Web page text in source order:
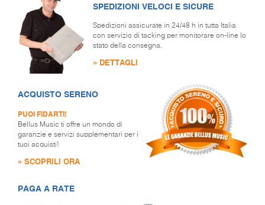
SPEDIZIONI VELOCI E SICURE
Spedizioni assicurate in 24/48 h in tutta Italia
con servizio di tacking per monitorare on-line lo
stato della consegna.
» DETTAGLI
ACQUISTO SERENO
PUOI FIDARTI!
Bellus Music ti offre un mondo di
garanzie e servizi supplementari per i
tuoi acquisti!
» SCOPRILI ORA
PAGA A RATE